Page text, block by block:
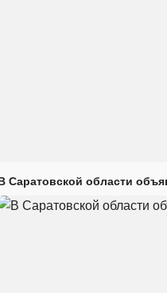
Саратовской области